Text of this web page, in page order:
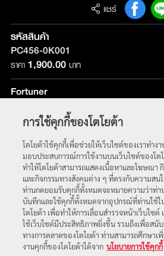
แชร์
รหัสสินค้า
PC456-0K001
ราคา 1,900.00บาท
Fortuner
หน้าหลัก
พบกับเราได้ที่
การใช้คุกกี้ของโตโยต้า
โตโยต้าใช้คุกกี้เพื่อช่วยให้เว็บไซต์ของเราทำง
มอบประสบการณ์การใช้งานบนเว็บไซต์ของโต
ทำให้โตโยต้าสามารถแสดงเนื้อหาและโฆษณา
และกิจกรรมทางสังคมต่าง ๆ ที่ตรงกับความส
ท่านกดยอมรับคุกกี้ทั้งหมดจะหมายความว่าท่า
บันทึกและใช้คุกกี้ทั้งหมดจากอุปกรณ์ที่ท่านใช้ใ
โตโยต้า เพื่อทำให้การเลื่อนสำรวจหน้าเว็บไซต์
ใช้เว็บไซต์มีประสิทธิภาพยิ่งขึ้น รวมถึงเพื่อสนั
ทางการตลาดของโตโยต้า ท่านสามารถศึกษาเ
งานคุกกี้ของโตโยต้าได้จาก นโยบายการใช้คุกกี้